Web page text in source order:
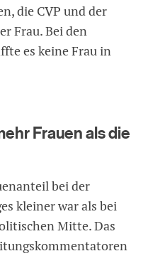
die CVP und der
Frau. Bei den
es keine Frau in
Frauen als die
bei der
kleiner war als bei
Mitte. Das